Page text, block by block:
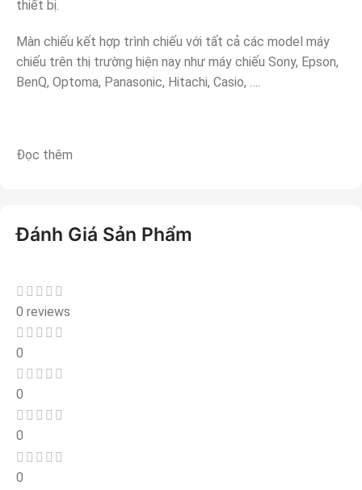
thiết bị.
Màn chiếu kết hợp trình chiếu với tất cả các model máy
chiếu trên thị trường hiện nay như máy chiếu Sony, Epson,
BenQ, Optoma, Panasonic, Hitachi, Casio, ….
Đọc thêm
Đánh Giá Sản Phẩm
0 reviews
0
0
0
0